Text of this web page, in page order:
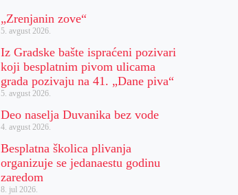
„Zrenjanin zove“
5. avgust 2026.
Iz Gradske bašte ispraćeni pozivari
koji besplatnim pivom ulicama
grada pozivaju na 41. „Dane piva“
5. avgust 2026.
Deo naselja Duvanika bez vode
4. avgust 2026.
Besplatna školica plivanja
organizuje se jedanaestu godinu
zaredom
8. jul 2026.